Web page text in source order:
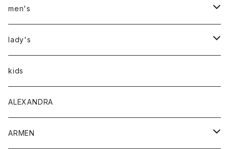
men's
アウター
トップス
Tシャツ
シャツ
ボトムス
lady's
アウター
トップス
Tシャツ・カットソー
ボトムス
kids
ALEXANDRA
ARMEN